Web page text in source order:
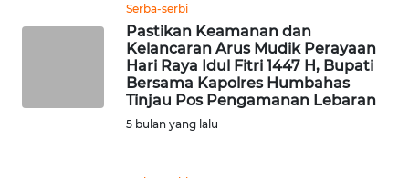
Serba-serbi
Pastikan Keamanan dan
Kelancaran Arus Mudik Perayaan
Hari Raya Idul Fitri 1447 H, Bupati
Bersama Kapolres Humbahas
Tinjau Pos Pengamanan Lebaran
5 bulan yang lalu
SERAMBI